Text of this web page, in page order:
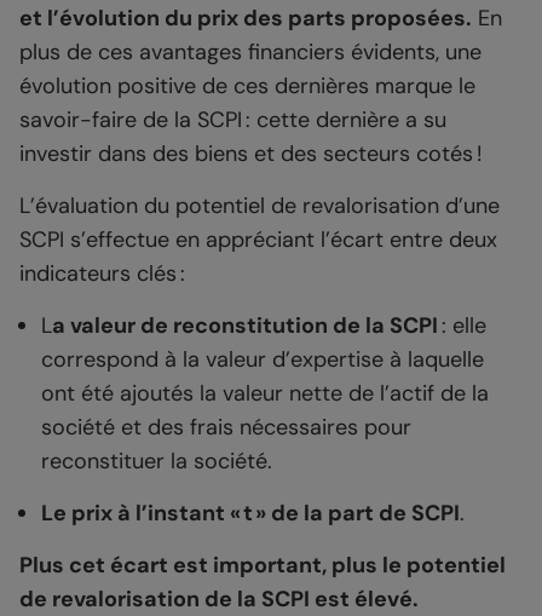
et l’évolution du prix des parts proposées. En
plus de ces avantages financiers évidents, une
évolution positive de ces dernières marque le
savoir-faire de la SCPI : cette dernière a su
investir dans des biens et des secteurs cotés !
L’évaluation du potentiel de revalorisation d’une
SCPI s’effectue en appréciant l’écart entre deux
indicateurs clés :
La valeur de reconstitution de la SCPI : elle
correspond à la valeur d’expertise à laquelle
ont été ajoutés la valeur nette de l’actif de la
société et des frais nécessaires pour
reconstituer la société.
Le prix à l’instant « t » de la part de SCPI.
Plus cet écart est important, plus le potentiel
de revalorisation de la SCPI est élevé.